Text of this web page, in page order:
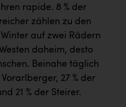
rapide. 8 % der
zählen zu den
auf zwei Rädern
daheim, desto
Beinahe täglich
27 % der
21 % der Steirer.